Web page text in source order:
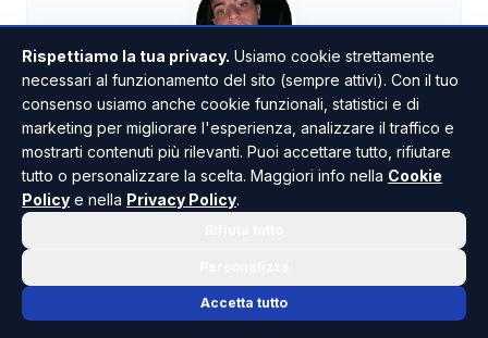
Cristian Ruvanzeri
GIORNALISTA
Giornalista pubblicista. Ha iniziato a collaborare
con la redazione di Risoluto nel 2022, a soli 18
anni. Si occupa principalmente di cronaca e
Rispettiamo la tua privacy. Usiamo cookie strettamente
necessari al funzionamento del sito (sempre attivi). Con il tuo
consenso usiamo anche cookie funzionali, statistici e di
marketing per migliorare l'esperienza, analizzare il traffico e
mostrarti contenuti più rilevanti. Puoi accettare tutto, rifiutare
tutto o personalizzare la scelta. Maggiori info nella Cookie
Policy e nella Privacy Policy.
Accetta tutto